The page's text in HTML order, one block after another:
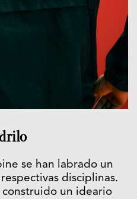
se han labrado un
disciplinas.
construido un ideario